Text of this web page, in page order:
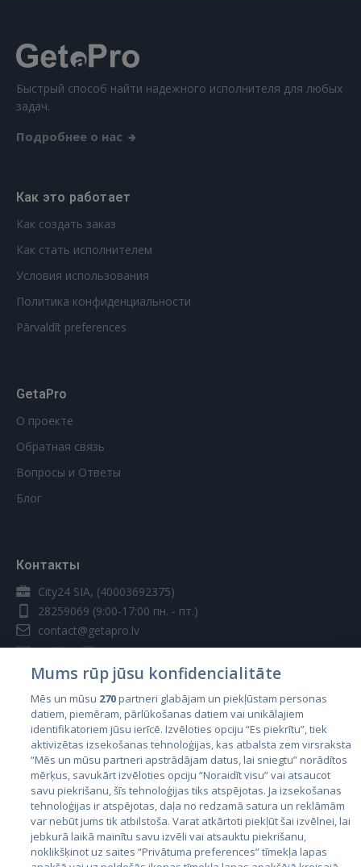
Забыли пароль? Запомнить?
 Sign in with Apple
РЕГИСТРАЦИЯ
Быстрый способ найти надежного исполнителя для любых
задач.
Подробнее о нас
Как это работает
Как создать заказ
Как стать исполнителем
Условия использования
Политика конфиденциальности
Pārvaldīt preferences
GetaPro
О проекте
Обратная связь
Вопросы и Ответы
Блог
Контакты
City24 SIA, (40003692375)
28259069 (9:00-17:00 пн. - пт.)
contact@getapro.lv
Страны
Эстония
Латвия
Литва
Mums rūp jūsu konfidencialitāte
Mēs un mūsu 270partneri glabājam un piekļūstam personas
datiem, piemēram, pārlūkošanas datiem vai unikālajiem
identifikatoriem jūsu ierīcē. Izvēloties opciju “Es piekrītu”, tiek
aktivizētas izsekošanas tehnoloģijas, kas atbalsta zem virsraksta
“Mēs un mūsu partneri apstrādājam datus, lai sniegtu” norādītos
mērķus, savukārt izvēloties opciju “Noraidīt visu” vai atsaucot
savu piekrišanu, šīs tehnoloģijas tiks atspējotas. Ja izsekošanas
tehnoloģijas ir atspējotas, daļa no redzamā satura un reklāmām
var nebūt jums tik atbilstoša. Varat atkārtoti piekļūt šai izvēlnei, lai
jebkurā laikā mainītu savu izvēli vai atsauktu piekrišanu,
noklikšķinot uz saites “Privātuma preferences” tīmekļa lapas